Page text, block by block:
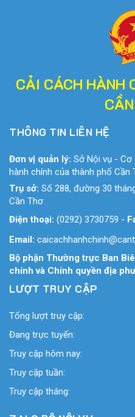
CẢI CÁCH HÀNH
THÔNG TIN LIÊN HỆ
Đơn vị quản lý: Sở Nội vụ -
hành chính của thành phố Cần
Trụ sở: Số 288, đường 30
Cần Thơ
Điện thoại: (0292) 3730759 -
Email:
Bộ phận Thường trực Ban
chính và Chính quyền địa
LƯỢT TRUY CẬP
Tổng lượt truy cập:
Đang trực tuyến:
Truy cập hôm nay:
Truy cập tuần:
Truy cập tháng: